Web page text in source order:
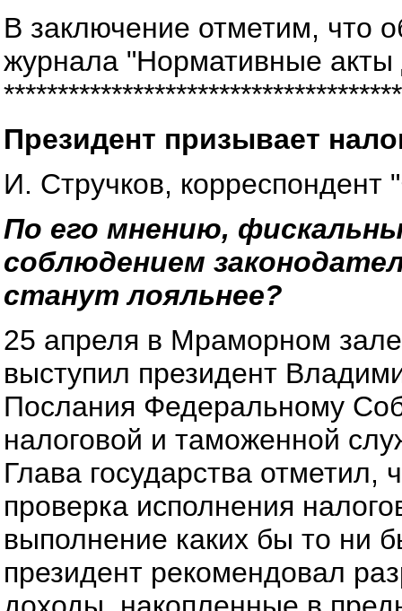
В заключение отметим, что
журнала "Нормативные акты
Президент призывает
И. Стручков, корреспондент
По его мнению,
соблюдением
станут лояльнее?
25 апреля в Мраморном
выступил президент
Послания Федеральному
налоговой и таможенной
Глава государства отметил,
проверка исполнения
выполнение каких бы то ни
президент рекомендовал